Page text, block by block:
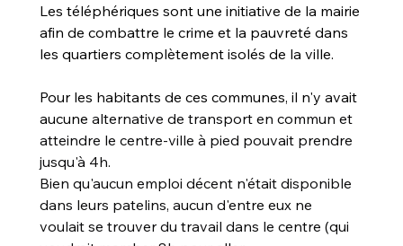
Les téléphériques sont une initiative de la mairie
afin de combattre le crime et la pauvreté dans
les quartiers complètement isolés de la ville.
Pour les habitants de ces communes, il n'y avait
aucune alternative de transport en commun et
atteindre le centre-ville à pied pouvait prendre
jusqu'à 4h.
Bien qu'aucun emploi décent n'était disponible
dans leurs patelins, aucun d'entre eux ne
voulait se trouver du travail dans le centre (qui